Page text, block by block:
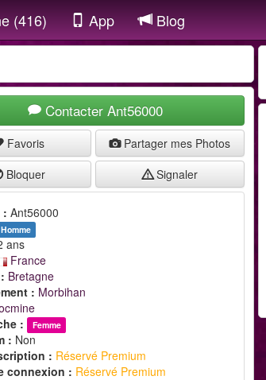
(416) App Blog
Contacter Ant56000
Favoris
Partager mes Photos
Bloquer
Signaler
:Ant56000
Homme
ans
France
Bretagne
: Morbihan
: Femme
: Non
: Réservé Premium
connexion : Réservé Premium